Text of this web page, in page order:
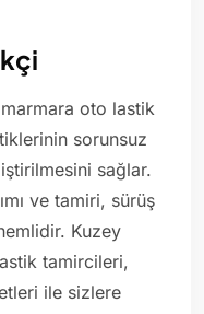
oto lastik
sorunsuz
sağlar.
ve tamiri, sürüş
Kuzey
tamircileri,
ile sizlere